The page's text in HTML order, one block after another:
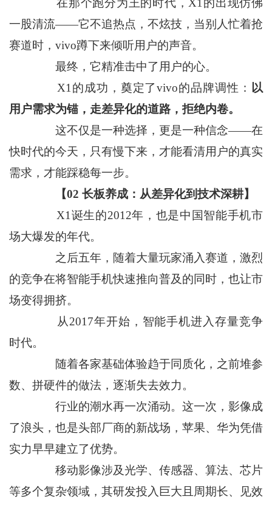
在那个跑分为王的时代，X1的出现仿佛
一股清流——它不追热点，不炫技，当别人忙着抢
赛道时，vivo蹲下来倾听用户的声音。
最终，它精准击中了用户的心。
X1的成功，奠定了vivo的品牌调性：
以
用户需求为锚，走差异化的道路，拒绝内卷。
这不仅是一种选择，更是一种信念——在
快时代的今天，只有慢下来，才能看清用户的真实
需求，才能踩稳每一步。
【02 长板养成：从差异化到技术深耕】
X1诞生的2012年，也是中国智能手机市
场大爆发的年代。
之后五年，随着大量玩家涌入赛道，激烈
的竞争在将智能手机快速推向普及的同时，也让市
场变得拥挤。
从2017年开始，智能手机进入存量竞争
时代。
随着各家基础体验趋于同质化，之前堆参
数、拼硬件的做法，逐渐失去效力。
行业的潮水再一次涌动。这一次，影像成
了浪头，也是头部厂商的新战场，苹果、华为凭借
实力早早建立了优势。
移动影像涉及光学、传感器、算法、芯片
等多个复杂领域，其研发投入巨大且周期长、见效